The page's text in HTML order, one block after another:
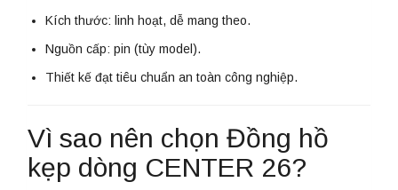
Kích thước: linh hoạt, dễ mang theo.
Nguồn cấp: pin (tùy model).
Thiết kế đạt tiêu chuẩn an toàn công nghiệp.
Vì sao nên chọn Đồng hồ
kẹp dòng CENTER 26?